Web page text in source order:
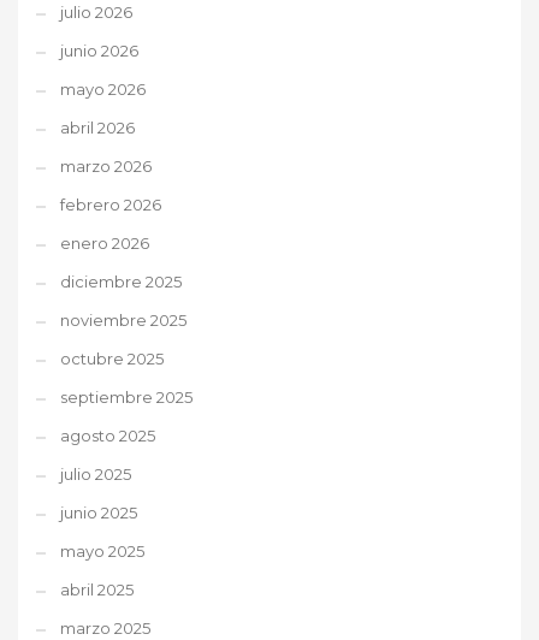
julio 2026
junio 2026
mayo 2026
abril 2026
marzo 2026
febrero 2026
enero 2026
diciembre 2025
noviembre 2025
octubre 2025
septiembre 2025
agosto 2025
julio 2025
junio 2025
mayo 2025
abril 2025
marzo 2025